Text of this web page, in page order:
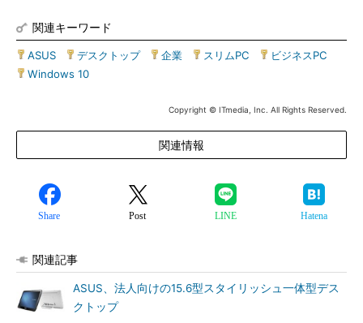
関連キーワード
ASUS デスクトップ| 企業 スリムPC ビジネスPC
Windows 10
Copyright © ITmedia, Inc. All Rights Reserved.
関連情報
Share Post LINE Hatena
関連記事
ASUS、法人向けの15.6型スタイリッシュ一体型デス
クトップ